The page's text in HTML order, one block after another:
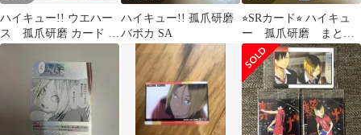
ハイキュー!! ウエハー
ス 孤爪研磨 カード 5
枚セット SR スペシャ
ルレア入
ハイキュー!! 孤爪研磨
バボカ SA
⭐︎SRカード⭐︎ ハイキュ
ー 孤爪研磨 まとめ
売り